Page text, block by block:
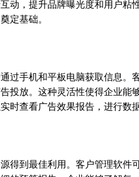
动，提升品牌曝光度和用户粘
定基础。
过手机和平板电脑获取信息。
投放。这种灵活性使得企业能
时查看广告效果报告，进行数
得到最佳利用。客户管理软件